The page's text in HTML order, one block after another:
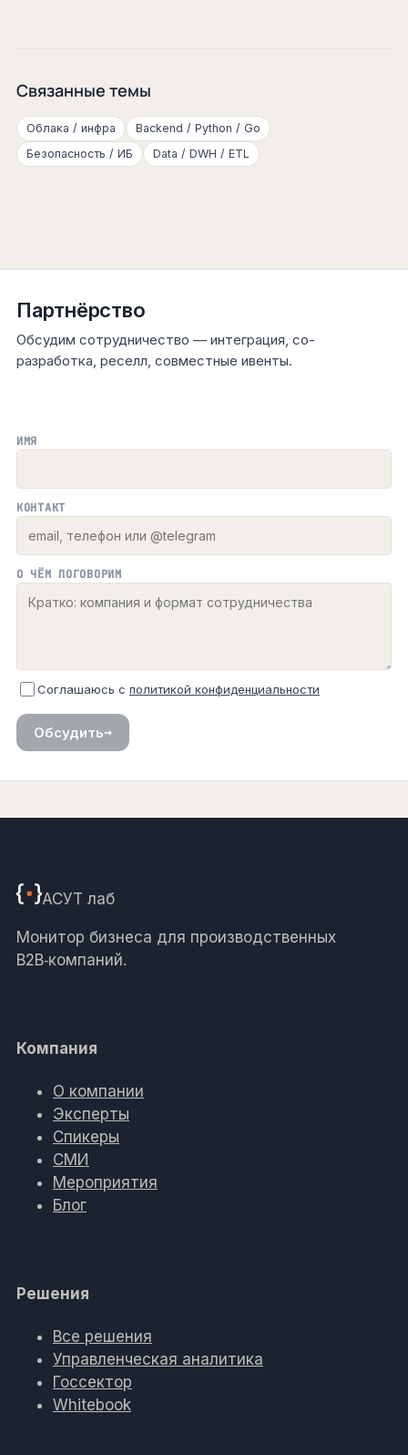
Связанные темы
Облака / инфра
Backend / Python / Go
Безопасность / ИБ
Data / DWH / ETL
Партнёрство
Обсудим сотрудничество — интеграция, со-
разработка, реселл, совместные ивенты.
ИМЯ
КОНТАКТ
О ЧЁМ ПОГОВОРИМ
Соглашаюсь с политикой конфиденциальности
Обсудить→
АСУТ лаб
Монитор бизнеса для производственных
B2B‑компаний.
Компания
О компании
Эксперты
Спикеры
СМИ
Мероприятия
Блог
Решения
Все решения
Управленческая аналитика
Госсектор
Whitebook